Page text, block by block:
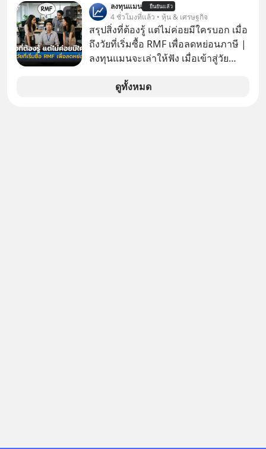
ลงทุนแมน ยืนยันแล้ว
4 ชั่วโมงที่แล้ว • หุ้น & เศรษฐกิจ
สรุปสิ่งที่ต้องรู้ แต่ไม่ค่อยมีใครบอก เมื่อ
ถึงวัยที่เริ่มซื้อ RMF เพื่อลดหย่อนภาษี |
ลงทุนแมนจะเล่าให้ฟัง เมื่อเข้าสู่วัย
ดูทั้งหมด